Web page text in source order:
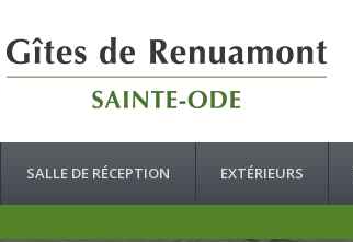
SALLE DE RÉCEPTION EXTÉRIEURS